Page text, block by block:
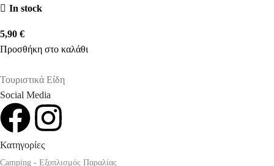
In stock
5,90 €
Προσθήκη στο καλάθι
Τουριστικά Είδη
Social Media
Κατηγορίες
Camping - Εξοπλισμός Παραλίας